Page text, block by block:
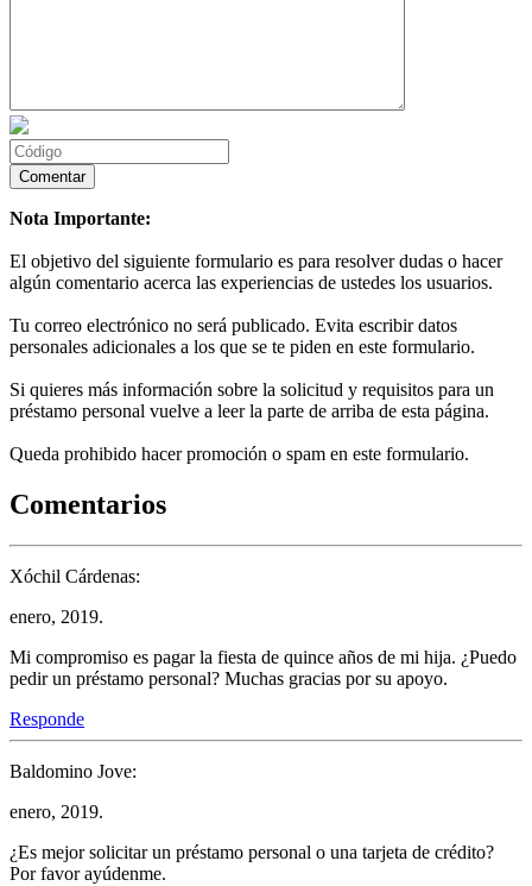
Nota Importante:
El objetivo del siguiente formulario es para resolver dudas o hacer
algún comentario acerca las experiencias de ustedes los usuarios.
Tu correo electrónico no será publicado. Evita escribir datos
personales adicionales a los que se te piden en este formulario.
Si quieres más información sobre la solicitud y requisitos para un
préstamo personal vuelve a leer la parte de arriba de esta página.
Queda prohibido hacer promoción o spam en este formulario.
Comentarios
Xóchil Cárdenas:
enero, 2019.
Mi compromiso es pagar la fiesta de quince años de mi hija. ¿Puedo
pedir un préstamo personal? Muchas gracias por su apoyo.
Responde
Baldomino Jove:
enero, 2019.
¿Es mejor solicitar un préstamo personal o una tarjeta de crédito?
Por favor ayúdenme.